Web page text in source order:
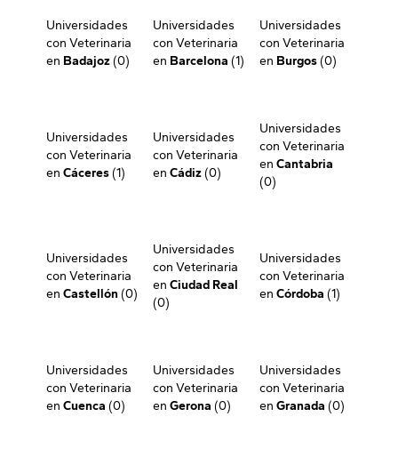
Universidades
con Veterinaria
en Badajoz(0)
Universidades
con Veterinaria
en Barcelona (1)
Universidades
con Veterinaria
en Burgos(0)
Universidades
con Veterinaria
en Cáceres(1)
Universidades
con Veterinaria
en Cádiz(0)
Universidades
con Veterinaria
en Cantabria
(0)
Universidades
con Veterinaria
en Castellón(0)
Universidades
con Veterinaria
en Ciudad Real
(0)
Universidades
con Veterinaria
en Córdoba (1)
Universidades
con Veterinaria
en Cuenca (0)
Universidades
con Veterinaria
en Gerona (0)
Universidades
con Veterinaria
en Granada (0)